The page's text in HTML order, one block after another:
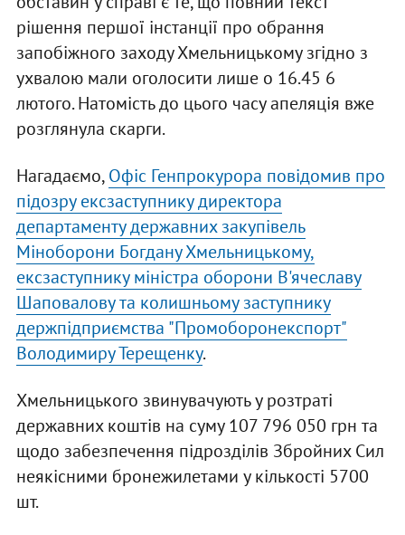
рішення першої інстанції про обрання
запобіжного заходу Хмельницькому згідно з
ухвалою мали оголосити лише о 16.45 6
лютого. Натомість до цього часу апеляція вже
розглянула скарги.
Нагадаємо,Офіс Генпрокурора повідомив про
підозру ексзаступнику директора
департаменту державних закупівель
Міноборони Богдану Хмельницькому,
ексзаступнику міністра оборони В'ячеславу
Шаповалову та колишньому заступнику
держпідприємства "Промоборонекспорт"
Володимиру Терещенку.
Хмельницького звинувачують у розтраті
державних коштів на суму 107 796 050 грн та
щодо забезпечення підрозділів Збройних Сил
неякісними бронежилетами у кількості 5700
шт.